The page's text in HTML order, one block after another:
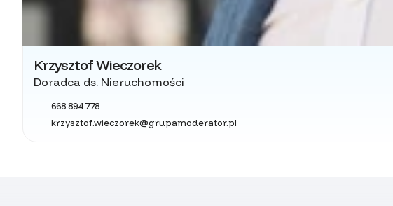
Krzysztof Wieczorek
Doradca ds. Nieruchomości
668 894 778
krzysztof.wieczorek@grupamoderator.pl